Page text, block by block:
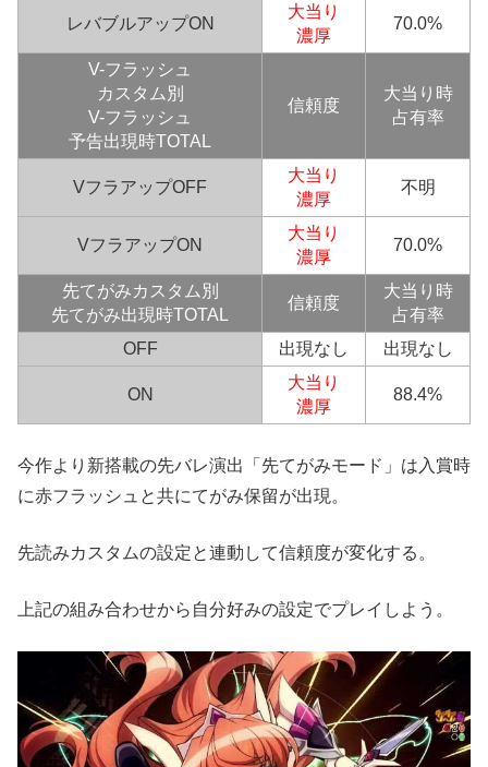
レバブルアップON
大当り
濃厚
70.0%
V-フラッシュ
カスタム別
V-フラッシュ
予告出現時TOTAL
信頼度
大当り時
占有率
VフラアップOFF
大当り
濃厚
不明
VフラアップON
大当り
濃厚
70.0%
先てがみカスタム別
先てがみ出現時TOTAL
信頼度
大当り時
占有率
OFF
出現なし 出現なし
ON
大当り
濃厚
88.4%
今作より新搭載の先バレ演出「先てがみモード」は入賞時
に赤フラッシュと共にてがみ保留が出現。
先読みカスタムの設定と連動して信頼度が変化する。
上記の組み合わせから自分好みの設定でプレイしよう。